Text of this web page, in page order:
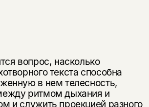
вопрос, насколько
текста способна
в нем телесность,
ритмом дыхания и
и служить проекцией разного